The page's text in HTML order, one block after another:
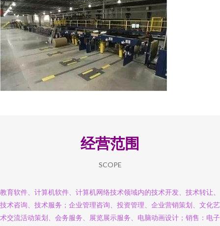
经营范围
SCOPE
教育软件、计算机软件、计算机网络技术领域内的技术开发、技术转让、
技术咨询、技术服务；企业管理咨询、投资管理、企业营销策划、文化艺
术交流活动策划、会务服务、展览展示服务、电脑动画设计；销售：电子